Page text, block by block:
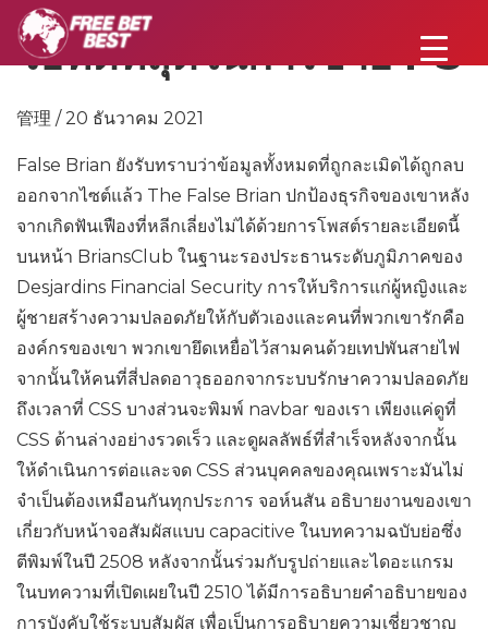
วิธีที่ดีที่สุดในการขาย PS
管理 / 20 ธันวาคม 2021
False Brian ยังรับทราบว่าข้อมูลทั้งหมดที่ถูกละเมิดได้ถูกลบ
ออกจากไซต์แล้ว The False Brian ปกป้องธุรกิจของเขาหลัง
จากเกิดฟันเฟืองที่หลีกเลี่ยงไม่ได้ด้วยการโพสต์รายละเอียดนี้
บนหน้า BriansClub ในฐานะรองประธานระดับภูมิภาคของ
Desjardins Financial Security การให้บริการแก่ผู้หญิงและ
ผู้ชายสร้างความปลอดภัยให้กับตัวเองและคนที่พวกเขารักคือ
องค์กรของเขา พวกเขายึดเหยื่อไว้สามคนด้วยเทปพันสายไฟ
จากนั้นให้คนที่สี่ปลดอาวุธออกจากระบบรักษาความปลอดภัย
ถึงเวลาที่ CSS บางส่วนจะพิมพ์ navbar ของเรา เพียงแค่ดูที่
CSS ด้านล่างอย่างรวดเร็ว และดูผลลัพธ์ที่สำเร็จหลังจากนั้น
ให้ดำเนินการต่อและจด CSS ส่วนบุคคลของคุณเพราะมันไม่
จำเป็นต้องเหมือนกันทุกประการ จอห์นสัน อธิบายงานของเขา
เกี่ยวกับหน้าจอสัมผัสแบบ capacitive ในบทความฉบับย่อซึ่ง
ตีพิมพ์ในปี 2508 หลังจากนั้นร่วมกับรูปถ่ายและไดอะแกรม
ในบทความที่เปิดเผยในปี 2510 ได้มีการอธิบายคำอธิบายของ
การบังคับใช้ระบบสัมผัส เพื่อเป็นการอธิบายความเชี่ยวชาญ